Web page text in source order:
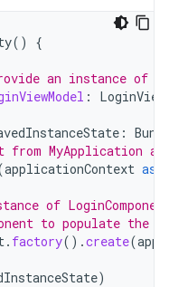
() {
an instance of
:
:
from MyApplication
applicationContext as
of
to populate the
. factory().create(
)